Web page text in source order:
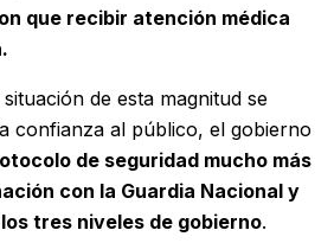
que recibir atención médica
de esta magnitud se
confianza al público, el gobierno
de seguridad mucho más
con la Guardia Nacional y
tres niveles de gobierno.